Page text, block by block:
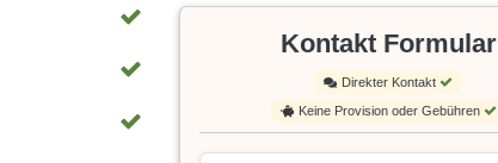
Kontakt Formular
Direkter Kontakt
Keine Provision oder Gebühren